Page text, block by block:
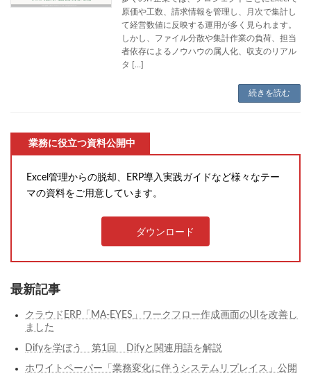
原価や工数、請求情報を管理し、月次で集計し
て経営数値に反映する運用が多く見られます。
しかし、ファイル分散や集計作業の負荷、担当
者依存によるノウハウの属人化、収支のリアル
タ […]
続きを読む
業務に役立つ資料公開中
Excel管理からの脱却、ERP導入実践ガイドなど様々なテー
マの資料をご用意しています。
ダウンロード
最新記事
クラウドERP「MA-EYES」ワークフロー作成画面のUIを改善し
ました
Difyを学ぼう 第1回 Difyと関連用語を解説
ホワイトペーパー「業務変化に伴うシステムリプレイス」公開